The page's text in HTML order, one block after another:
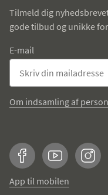
Tilmeld dig
gode tilbud og unikke
E-mail
Om indsamling af
FacebookYouTube
App til mobilen